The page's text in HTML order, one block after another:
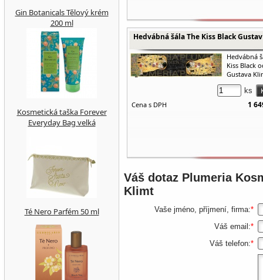
Hedvábná šála The Kiss Black
Hedvábná
Kiss Black
Gustava
ks
Cena s DPH
1
Váš dotaz Plumeria
Klimt
Vaše jméno, příjmení, firma:*
Váš email:*
Váš telefon:*
Gin Botanicals Tělový krém
200 ml
Kosmetická taška Forever
Everyday Bag velká
Té Nero Parfém 50 ml